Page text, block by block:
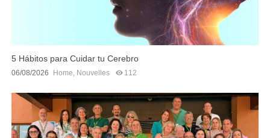
5 Hábitos para Cuidar tu Cerebro
06/08/2026 Home Nouvelles 112